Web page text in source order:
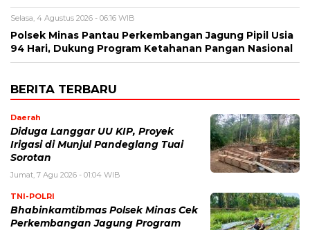
Selasa, 4 Agustus 2026 - 06:16 WIB
Polsek Minas Pantau Perkembangan Jagung Pipil Usia
94 Hari, Dukung Program Ketahanan Pangan Nasional
BERITA TERBARU
Daerah
Diduga Langgar UU KIP, Proyek
Irigasi di Munjul Pandeglang Tuai
Sorotan
Jumat, 7 Agu 2026 - 01:04 WIB
TNI-POLRI
Bhabinkamtibmas Polsek Minas Cek
Perkembangan Jagung Program